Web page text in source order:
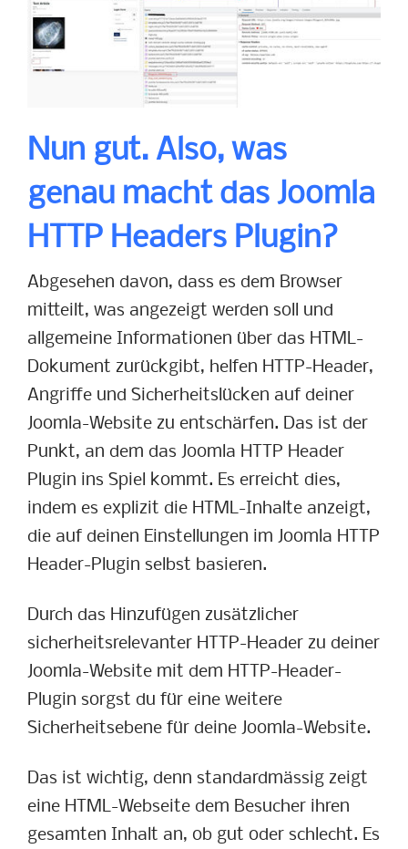
Nun gut. Also, was
genau macht das Joomla
HTTP Headers Plugin?
Abgesehen davon, dass es dem Browser
mitteilt, was angezeigt werden soll und
allgemeine Informationen über das HTML-
Dokument zurückgibt, helfen HTTP-Header,
Angriffe und Sicherheitslücken auf deiner
Joomla-Website zu entschärfen. Das ist der
Punkt, an dem das Joomla HTTP Header
Plugin ins Spiel kommt. Es erreicht dies,
indem es explizit die HTML-Inhalte anzeigt,
die auf deinen Einstellungen im Joomla HTTP
Header-Plugin selbst basieren.
Durch das Hinzufügen zusätzlicher
sicherheitsrelevanter HTTP-Header zu deiner
Joomla-Website mit dem HTTP-Header-
Plugin sorgst du für eine weitere
Sicherheitsebene für deine Joomla-Website.
Das ist wichtig, denn standardmässig zeigt
eine HTML-Webseite dem Besucher ihren
gesamten Inhalt an, ob gut oder schlecht. Es